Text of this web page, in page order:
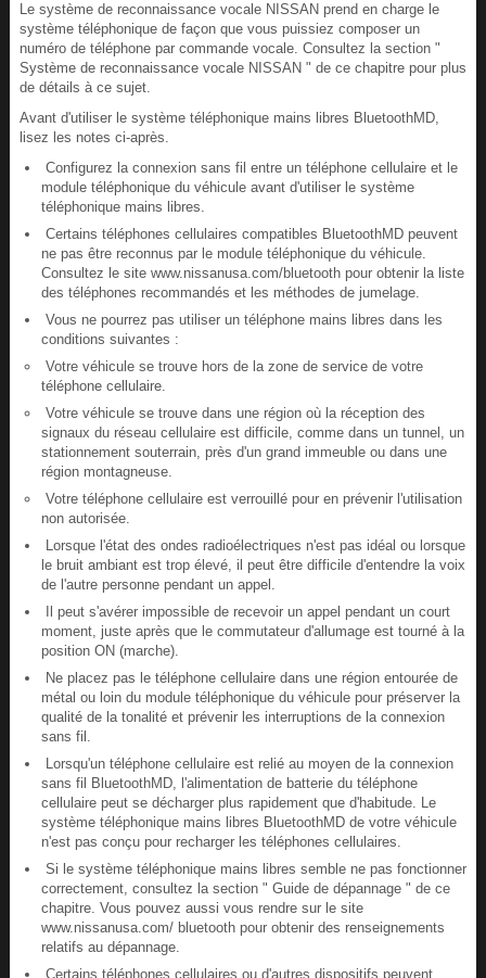
Le système de reconnaissance vocale NISSAN prend en charge le
système téléphonique de façon que vous puissiez composer un
numéro de téléphone par commande vocale. Consultez la section "
Système de reconnaissance vocale NISSAN " de ce chapitre pour plus
de détails à ce sujet.
Avant d'utiliser le système téléphonique mains libres BluetoothMD,
lisez les notes ci-après.
Configurez la connexion sans fil entre un téléphone cellulaire et le
module téléphonique du véhicule avant d'utiliser le système
téléphonique mains libres.
Certains téléphones cellulaires compatibles BluetoothMD peuvent
ne pas être reconnus par le module téléphonique du véhicule.
Consultez le site www.nissanusa.com/bluetooth pour obtenir la liste
des téléphones recommandés et les méthodes de jumelage.
Vous ne pourrez pas utiliser un téléphone mains libres dans les
conditions suivantes :
Votre véhicule se trouve hors de la zone de service de votre
téléphone cellulaire.
Votre véhicule se trouve dans une région où la réception des
signaux du réseau cellulaire est difficile, comme dans un tunnel, un
stationnement souterrain, près d'un grand immeuble ou dans une
région montagneuse.
Votre téléphone cellulaire est verrouillé pour en prévenir l'utilisation
non autorisée.
Lorsque l'état des ondes radioélectriques n'est pas idéal ou lorsque
le bruit ambiant est trop élevé, il peut être difficile d'entendre la voix
de l'autre personne pendant un appel.
Il peut s'avérer impossible de recevoir un appel pendant un court
moment, juste après que le commutateur d'allumage est tourné à la
position ON (marche).
Ne placez pas le téléphone cellulaire dans une région entourée de
métal ou loin du module téléphonique du véhicule pour préserver la
qualité de la tonalité et prévenir les interruptions de la connexion
sans fil.
Lorsqu'un téléphone cellulaire est relié au moyen de la connexion
sans fil BluetoothMD, l'alimentation de batterie du téléphone
cellulaire peut se décharger plus rapidement que d'habitude. Le
système téléphonique mains libres BluetoothMD de votre véhicule
n'est pas conçu pour recharger les téléphones cellulaires.
Si le système téléphonique mains libres semble ne pas fonctionner
correctement, consultez la section " Guide de dépannage " de ce
chapitre. Vous pouvez aussi vous rendre sur le site
www.nissanusa.com/ bluetooth pour obtenir des renseignements
relatifs au dépannage.
Certains téléphones cellulaires ou d'autres dispositifs peuvent